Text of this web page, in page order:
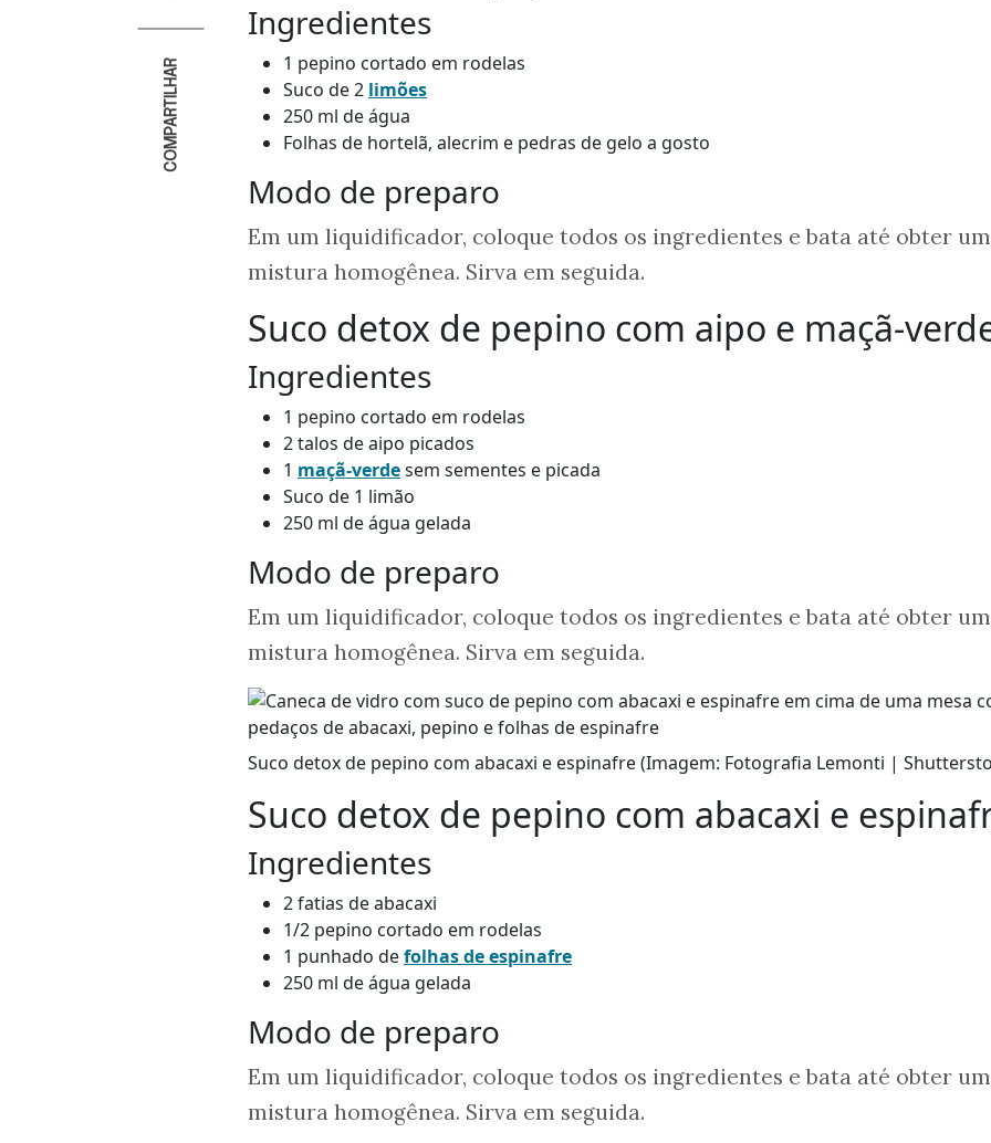
COMPARTILHAR
Ingredientes
1 pepino cortado em rodelas
Suco de 2 limões
250 ml de água
Folhas de hortelã, alecrim e pedras de gelo a gosto
Modo de preparo
Em um liquidificador, coloque todos os ingredientes e bata até obter
mistura homogênea. Sirva em seguida.
Suco detox de pepino com aipo e maçã-
Ingredientes
1 pepino cortado em rodelas
2 talos de aipo picados
1 maçã-verdesem sementes e picada
Suco de 1 limão
250 ml de água gelada
Modo de preparo
Em um liquidificador, coloque todos os ingredientes e bata até obter
mistura homogênea. Sirva em seguida.
Suco detox de pepino com abacaxi e espinafre (Imagem: Fotografia Lemonti |
Suco detox de pepino com abacaxi e
Ingredientes
2 fatias de abacaxi
1/2 pepino cortado em rodelas
1 punhado defolhas de espinafre
250 ml de água gelada
Modo de preparo
Em um liquidificador, coloque todos os ingredientes e bata até obter
mistura homogênea. Sirva em seguida.